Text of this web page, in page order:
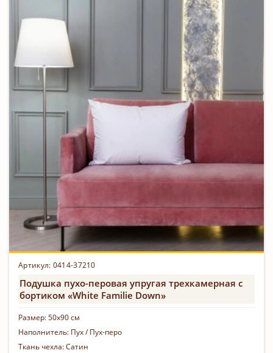
Артикул: 0414-37210
Подушка пухо-перовая упругая трехкамерная с
бортиком «White Familie Down»
Размер:50х90 см
Наполнитель: Пух / Пух-перо
Ткань чехла:Сатин